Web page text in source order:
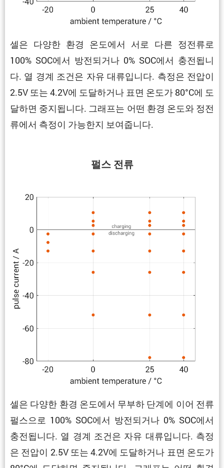
셀은 다양한 환경 온도에서 서로 다른 정전류로
100% SOC에서 방전되거나 0% SOC에서 충전됩니
다. 열 경계 조건은 자유 대류입니다. 측정은 전압이
2.5V 또는 4.2V에 도달하거나 표면 온도가 80°C에 도
달하면 중지됩니다. 그래프는 어떤 환경 온도와 정전
류에서 측정이 가능한지 보여줍니다.
펄스 전류
셀은 다양한 환경 온도에서 무부하 단계에 이어 전류
펄스으로 100% SOC에서 방전되거나 0% SOC에서
충전됩니다. 열 경계 조건은 자유 대류입니다. 측정
은 전압이 2.5V 또는 4.2V에 도달하거나 표면 온도가